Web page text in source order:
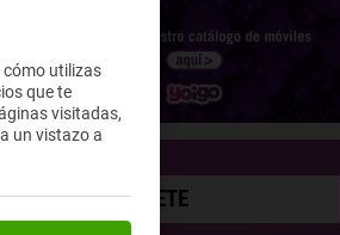
SUSCRÍBETE
cómo utilizas
que te
visitadas,
un vistazo a